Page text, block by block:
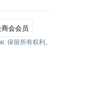
会会员
保留所有权利。